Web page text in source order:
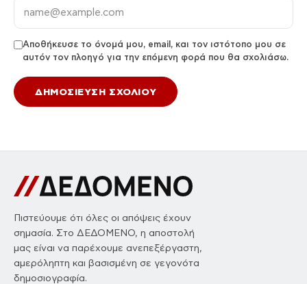
Αποθήκευσε το όνομά μου, email, και τον ιστότοπο μου σε
αυτόν τον πλοηγό για την επόμενη φορά που θα σχολιάσω.
Πιστεύουμε ότι όλες οι απόψεις έχουν
σημασία. Στο ΔΕΔΟΜΕΝΟ, η αποστολή
μας είναι να παρέχουμε ανεπεξέργαστη,
αμερόληπτη και βασισμένη σε γεγονότα
δημοσιογραφία.